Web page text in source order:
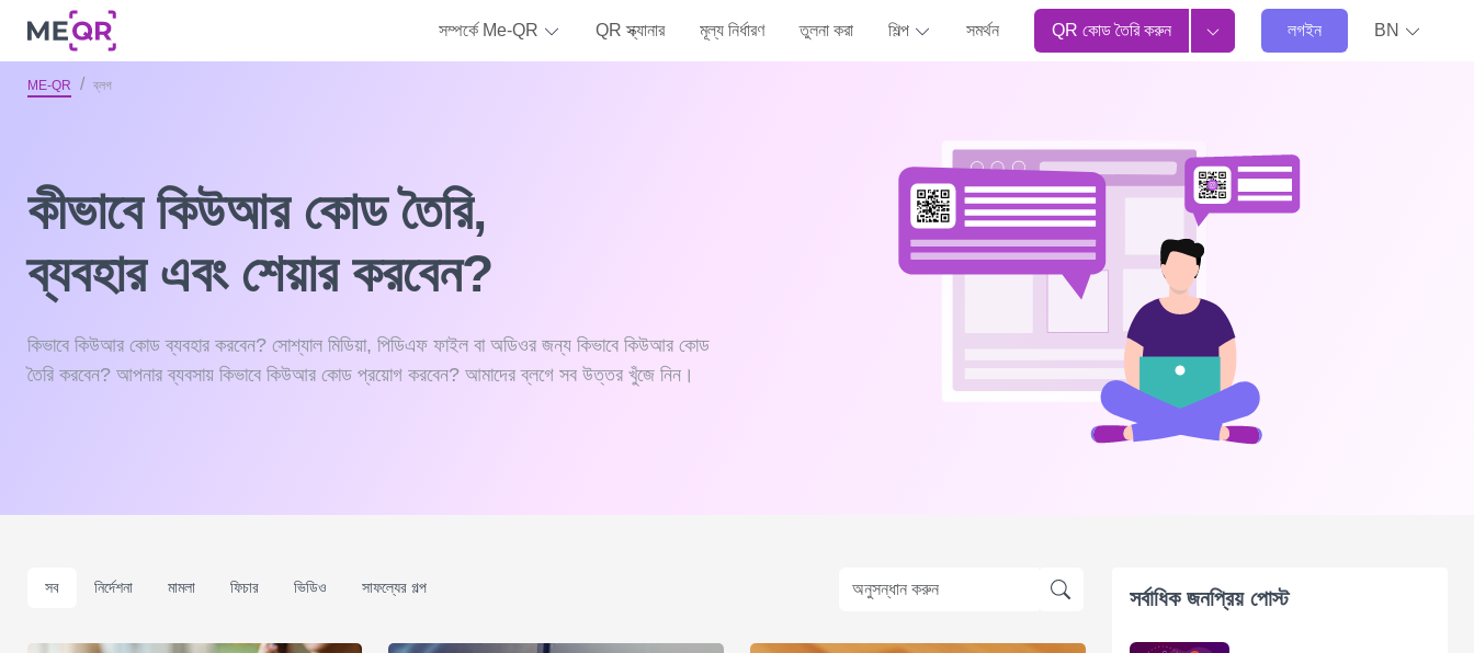
সম্পর্কে Me-QR QR স্ক্যানার মূল্য নির্ধারণ তুলনা করা শিল্প সমর্থন QR কোড তৈরি করুন লগইন BN
ME-QR ব্লগ
কীভাবে কিউআর কোড তৈরি,
ব্যবহার এবং শেয়ার করবেন?
কিভাবে কিউআর কোড ব্যবহার করবেন? সোশ্যাল মিডিয়া, পিডিএফ ফাইল বা অডিওর জন্য কিভাবে কিউআর কোড
তৈরি করবেন? আপনার ব্যবসায় কিভাবে কিউআর কোড প্রয়োগ করবেন? আমাদের ব্লগে সব উত্তর খুঁজে নিন।
সব নির্দেশনা মামলা ফিচার ভিডিও সাফল্যের গল্প সর্বাধিক জনপ্রিয় পোস্ট